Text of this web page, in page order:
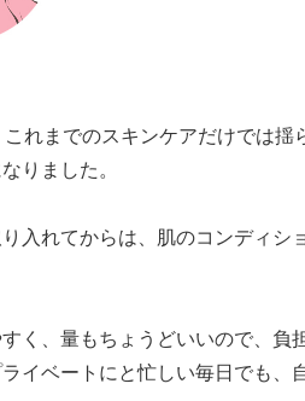
これまでのスキンケアだけでは
りました。
入れてからは、肌のコンディシ
く、量もちょうどいいので、負
イベートにと忙しい毎日でも、